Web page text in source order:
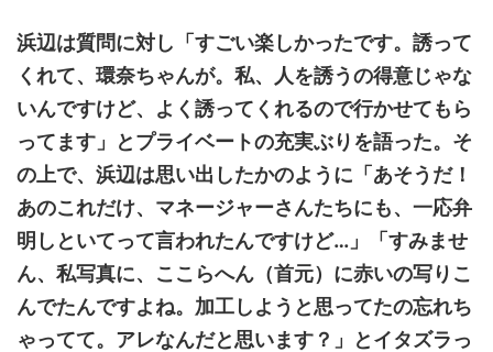
浜辺は質問に対し「すごい楽しかったです。誘って
くれて、環奈ちゃんが。私、人を誘うの得意じゃな
いんですけど、よく誘ってくれるので行かせてもら
ってます」とプライベートの充実ぶりを語った。そ
の上で、浜辺は思い出したかのように「あそうだ！
あのこれだけ、マネージャーさんたちにも、一応弁
明しといてって言われたんですけど…」「すみませ
ん、私写真に、ここらへん（首元）に赤いの写りこ
んでたんですよね。加工しようと思ってたの忘れち
ゃってて。アレなんだと思います？」とイタズラっ